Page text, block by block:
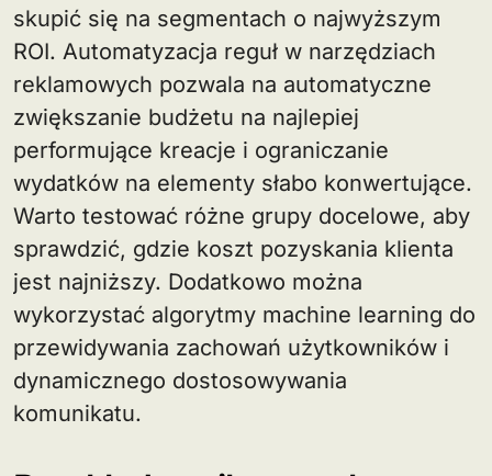
skupić się na segmentach o najwyższym
ROI. Automatyzacja reguł w narzędziach
reklamowych pozwala na automatyczne
zwiększanie budżetu na najlepiej
performujące kreacje i ograniczanie
wydatków na elementy słabo konwertujące.
Warto testować różne grupy docelowe, aby
sprawdzić, gdzie koszt pozyskania klienta
jest najniższy. Dodatkowo można
wykorzystać algorytmy machine learning do
przewidywania zachowań użytkowników i
dynamicznego dostosowywania
komunikatu.